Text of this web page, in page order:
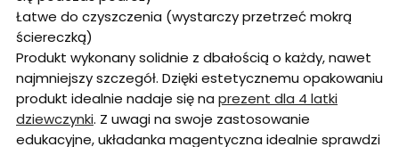
Łatwe do czyszczenia (wystarczy przetrzeć mokrą
ściereczką)
Produkt wykonany solidnie z dbałością o każdy, nawet
najmniejszy szczegół. Dzięki estetycznemu opakowaniu
produkt idealnie nadaje się na prezent dla 4 latki
dziewczynki. Z uwagi na swoje zastosowanie
edukacyjne, układanka magentyczna idealnie sprawdzi